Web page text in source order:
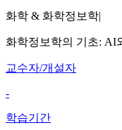
화학 & 화학정보학|
화학정보학의 기초: AI
교수자/개설자
-
학습기간